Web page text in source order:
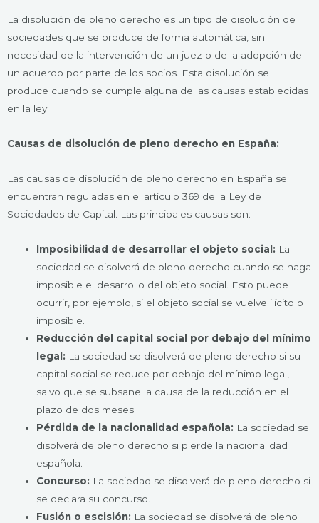
La disolución de pleno derecho es un tipo de disolución de
sociedades que se produce de forma automática, sin
necesidad de la intervención de un juez o de la adopción de
un acuerdo por parte de los socios. Esta disolución se
produce cuando se cumple alguna de las causas establecidas
en la ley.
Causas de disolución de pleno derecho en España:
Las causas de disolución de pleno derecho en España se
encuentran reguladas en el artículo 369 de la Ley de
Sociedades de Capital. Las principales causas son:
Imposibilidad de desarrollar el objeto social: La
sociedad se disolverá de pleno derecho cuando se haga
imposible el desarrollo del objeto social. Esto puede
ocurrir, por ejemplo, si el objeto social se vuelve ilícito o
imposible.
Reducción del capital social por debajo del mínimo
legal: La sociedad se disolverá de pleno derecho si su
capital social se reduce por debajo del mínimo legal,
salvo que se subsane la causa de la reducción en el
plazo de dos meses.
Pérdida de la nacionalidad española: La sociedad se
disolverá de pleno derecho si pierde la nacionalidad
española.
Concurso: La sociedad se disolverá de pleno derecho si
se declara su concurso.
Fusión o escisión: La sociedad se disolverá de pleno